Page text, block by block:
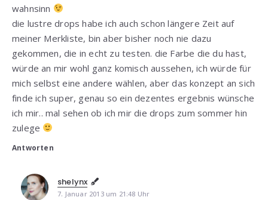
wahnsinn
die lustre drops habe ich auch schon längere Zeit auf
meiner Merkliste, bin aber bisher noch nie dazu
gekommen, die in echt zu testen. die Farbe die du hast,
würde an mir wohl ganz komisch aussehen, ich würde für
mich selbst eine andere wählen, aber das konzept an sich
finde ich super, genau so ein dezentes ergebnis wünsche
ich mir.. mal sehen ob ich mir die drops zum sommer hin
zulege
Antworten
shelynx
7. Januar 2013 um 21:48 Uhr